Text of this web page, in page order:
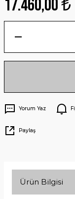
17.460,00 ₺
Yorum Yaz
Paylaş
Ürün Bilgisi